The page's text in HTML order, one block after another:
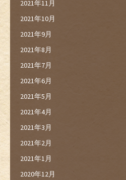
2021年11月
2021年10月
2021年9月
2021年8月
2021年7月
2021年6月
2021年5月
2021年4月
2021年3月
2021年2月
2021年1月
2020年12月